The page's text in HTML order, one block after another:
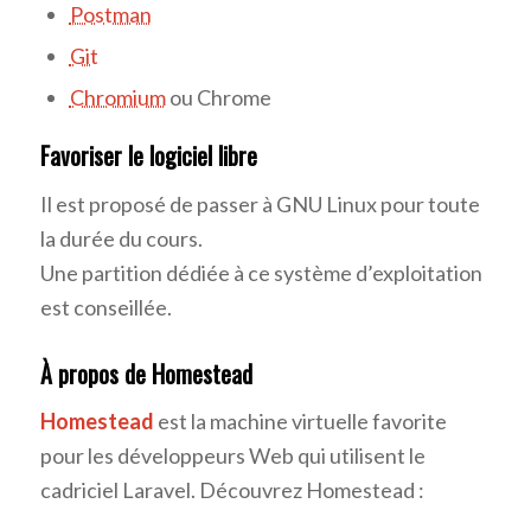
Postman
Git
Chromiumou Chrome
Favoriser le logiciel libre
Il est proposé de passer à GNU Linux pour toute
la durée du cours.
Une partition dédiée à ce système d’exploitation
est conseillée.
À propos de Homestead
Homestead est la machine virtuelle favorite
pour les développeurs Web qui utilisent le
cadriciel Laravel. Découvrez Homestead :